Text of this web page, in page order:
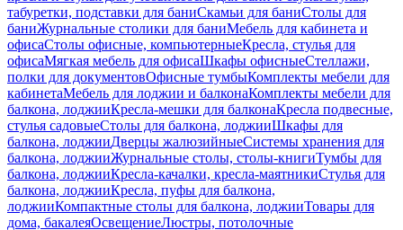
табуретки, подставки для баниСкамьи для баниСтолы для
баниЖурнальные столики для баниМебель для кабинета и
офисаСтолы офисные, компьютерныеКресла, стулья для
офисаМягкая мебель для офисаШкафы офисныеСтеллажи,
полки для документовОфисные тумбыКомплекты мебели для
кабинетаМебель для лоджии и балконаКомплекты мебели для
балкона, лоджииКресла-мешки для балконаКресла подвесные,
стулья садовыеСтолы для балкона, лоджииШкафы для
балкона, лоджииДверцы жалюзийныеСистемы хранения для
балкона, лоджииЖурнальные столы, столы-книгиТумбы для
балкона, лоджииКресла-качалки, кресла-маятникиСтулья для
балкона, лоджииКресла, пуфы для балкона,
лоджииКомпактные столы для балкона, лоджииТовары для
дома, бакалеяОсвещениеЛюстры, потолочные